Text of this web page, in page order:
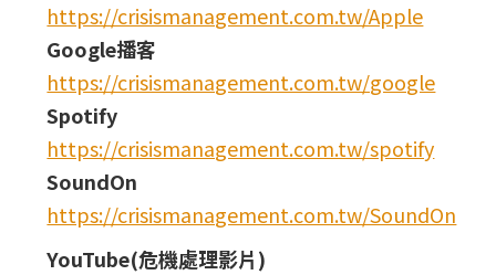
https://crisismanagement.com.tw/Apple
Google播客
https://crisismanagement.com.tw/google
Spotify
https://crisismanagement.com.tw/spotify
SoundOn
https://crisismanagement.com.tw/SoundOn
YouTube(危機處理影片)